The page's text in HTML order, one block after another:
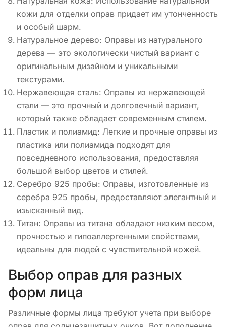
кожи для отделки оправ придает им утонченность
и особый шарм.
Натуральное дерево: Оправы из натурального
дерева — это экологически чистый вариант с
оригинальным дизайном и уникальными
текстурами.
Нержавеющая сталь: Оправы из нержавеющей
стали — это прочный и долговечный вариант,
который также обладает современным стилем.
Пластик и полиамид: Легкие и прочные оправы из
пластика или полиамида подходят для
повседневного использования, предоставляя
большой выбор цветов и стилей.
Серебро 925 пробы: Оправы, изготовленные из
серебра 925 пробы, предоставляют элегантный и
изысканный вид.
Титан: Оправы из титана обладают низким весом,
прочностью и гипоаллергенными свойствами,
идеальны для людей с чувствительной кожей.
Выбор оправ для разных
форм лица
Различные формы лица требуют учета при выборе